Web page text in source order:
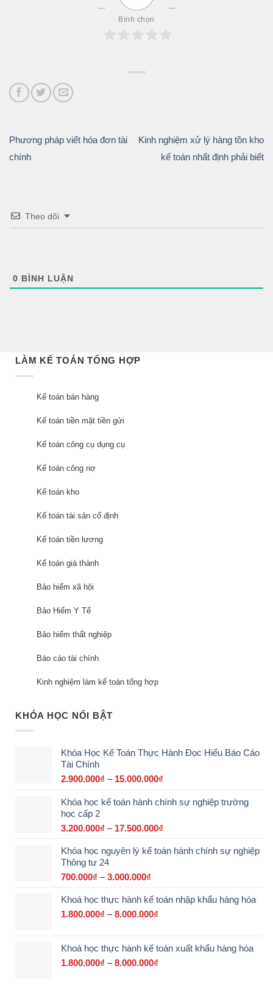
Bình chọn
Phương pháp viết hóa đơn tài
chính
Kinh nghiệm xử lý hàng tồn kho
kế toán nhất định phải biết
Theo dõi
0 BÌNH LUẬN
LÀM KẾ TOÁN TỔNG HỢP
Kế toán bán hàng
Kế toán tiền mặt tiền gửi
Kế toán công cụ dụng cụ
Kế toán công nợ
Kế toán kho
Kế toán tài sản cố định
Kế toán tiền lương
Kế toán giá thành
Bảo hiểm xã hội
Bảo Hiểm Y Tế
Bảo hiểm thất nghiệp
Báo cáo tài chính
Kinh nghiệm làm kế toán tổng hợp
KHÓA HỌC NỔI BẬT
Khóa Học Kế Toán Thực Hành Đọc Hiểu Báo Cáo
Tài Chính
2.900.000₫ – 15.000.000₫
từ
Khóa học kế toán hành chính sự nghiệp trường
học cấp 2
3.200.000₫ – 17.500.000₫
từ
Khóa học nguyên lý kế toán hành chính sự nghiệp
Thông tư 24
700.000₫ – 3.000.000₫
từ
700.000₫
Khoá học thực hành kế toán nhập khẩu hàng hóa
1.800.000₫ – 8.000.000₫
1.800.000₫
Khoá học thực hành kế toán xuất khẩu hàng hóa
1.800.000₫ – 8.000.000₫